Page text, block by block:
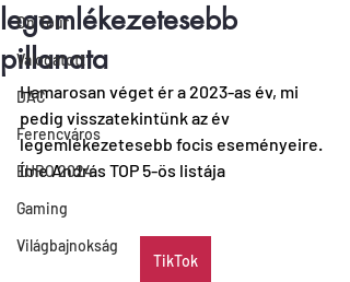
On Tour
Válogatott
DAC
Ferencváros
EURO 2024
Gaming
Világbajnokság
legemlékezetesebb
pillanata
Hamarosan véget ér a 2023-as év, mi
pedig visszatekintünk az év
legemlékezetesebb focis eseményeire.
Íme András TOP 5-ös listája
TikTok